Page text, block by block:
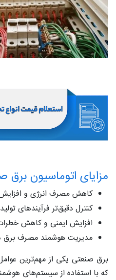
مزایای اتوماسیون برق
کاهش مصرف انرژی و
کنترل دقیق‌تر فرآیندهای تولید
افزایش ایمنی و کاهش
مدیریت هوشمند مصرف برق
برق صنعتی یکی از مهم‌ترین
که با استفاده از سیستم‌های